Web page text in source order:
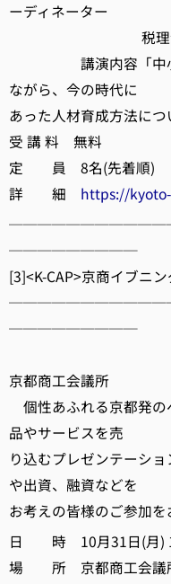
ーディネーター
税理
講演内容「中小企
ながら、今の時代に
あった人材育成方法につ
受 講 料 無料
定 員 8名(先着順)
詳 細 https://
─────────
[3]<K-CAP>京商イブニ
─────────
京都商工会議所
個性あふれる京都発の
品やサービスを売
り込むプレゼンテーシ
や出資、融資などを
お考えの皆様のご参加を
日 時 10月31日(月)
場 所 京都商工会議所